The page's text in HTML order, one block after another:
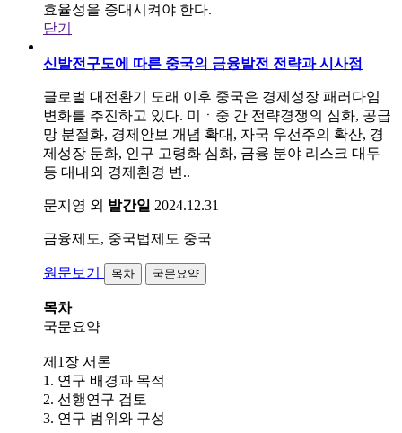
효율성을 증대시켜야 한다.
닫기
신발전구도에 따른 중국의 금융발전 전략과 시사점
글로벌 대전환기 도래 이후 중국은 경제성장 패러다임
변화를 추진하고 있다. 미ㆍ중 간 전략경쟁의 심화, 공급
망 분절화, 경제안보 개념 확대, 자국 우선주의 확산, 경
제성장 둔화, 인구 고령화 심화, 금융 분야 리스크 대두
등 대내외 경제환경 변..
문지영 외 발간일 2024.12.31
금융제도, 중국법제도 중국
원문보기 목차 국문요약
목차
국문요약
제1장 서론
1. 연구 배경과 목적
2. 선행연구 검토
3. 연구 범위와 구성